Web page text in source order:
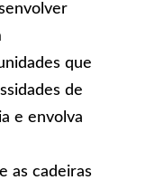
que
de
e envolva
as cadeiras